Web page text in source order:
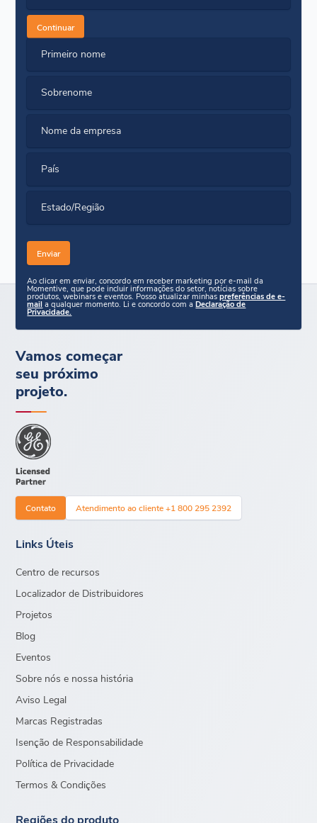
Continuar
Primeiro nome
Sobrenome
Nome da empresa
País
Estado/Região
Ao clicar em enviar, concordo em receber marketing por e-mail da
Momentive, que pode incluir informações do setor, notícias sobre
produtos, webinars e eventos. Posso atualizar minhaspreferências de e-
mail a qualquer momento. Li e concordo com aDeclaração de
Privacidade.
Vamos começar
seu próximo
projeto.
Contato Atendimento ao cliente +1 800 295 2392
Links Úteis
Centro de recursos
Localizador de Distribuidores
Projetos
Blog
Eventos
Sobre nós e nossa história
Aviso Legal
Marcas Registradas
Isenção de Responsabilidade
Política de Privacidade
Termos & Condições
Regiões do produto